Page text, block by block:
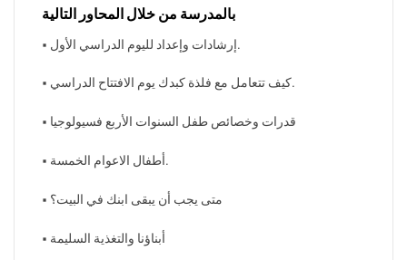
بالمدرسة من خلال المحاور التالية
• إرشادات وإعداد لليوم الدراسي الأول.
• كيف تتعامل مع فلذة كبدك يوم الافتتاح الدراسي.
• قدرات وخصائص طفل السنوات الأربع فسيولوجيا
• أطفال الاعوام الخمسة.
• متى يجب أن يبقى ابنك في البيت؟
• أبناؤنا والتغذية السليمة